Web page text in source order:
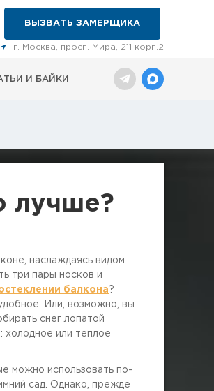
ВЫЗВАТЬ ЗАМЕРЩИКА
г. Москва, просп. Мира, 211 корп.2
И БАЙКИ
лучше?
наслаждаясь видом
три пары носков и
балкона?
Или, возможно, вы
снег лопатой
холодное или теплое
можно использовать по-
сад. Однако, прежде